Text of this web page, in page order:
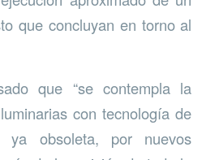
que concluyan en torno al
que “se contempla la
con tecnología de
ya obsoleta, por nuevos